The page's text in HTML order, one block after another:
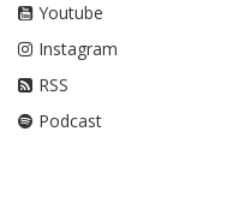
Youtube
Instagram
RSS
Podcast